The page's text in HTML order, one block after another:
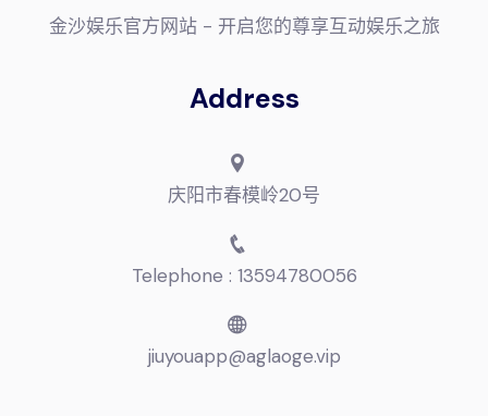
金沙娱乐官方网站 - 开启您的尊享互动娱乐之旅
Address
庆阳市春模岭20号
Telephone : 13594780056
jiuyouapp@aglaoge.vip